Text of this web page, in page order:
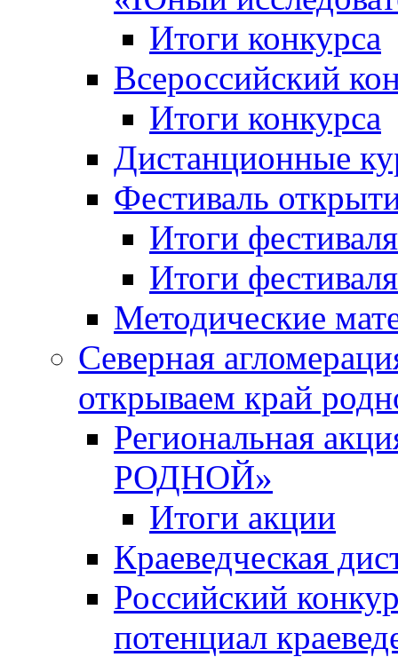
Итоги конкурса
Всероссийский
Итоги конкурса
Дистанционные
Фестиваль
Итоги
Итоги
Методические
Северная
открываем край
Региональная
РОДНОЙ»
Итоги акции
Краеведческая
Российский
потенциал